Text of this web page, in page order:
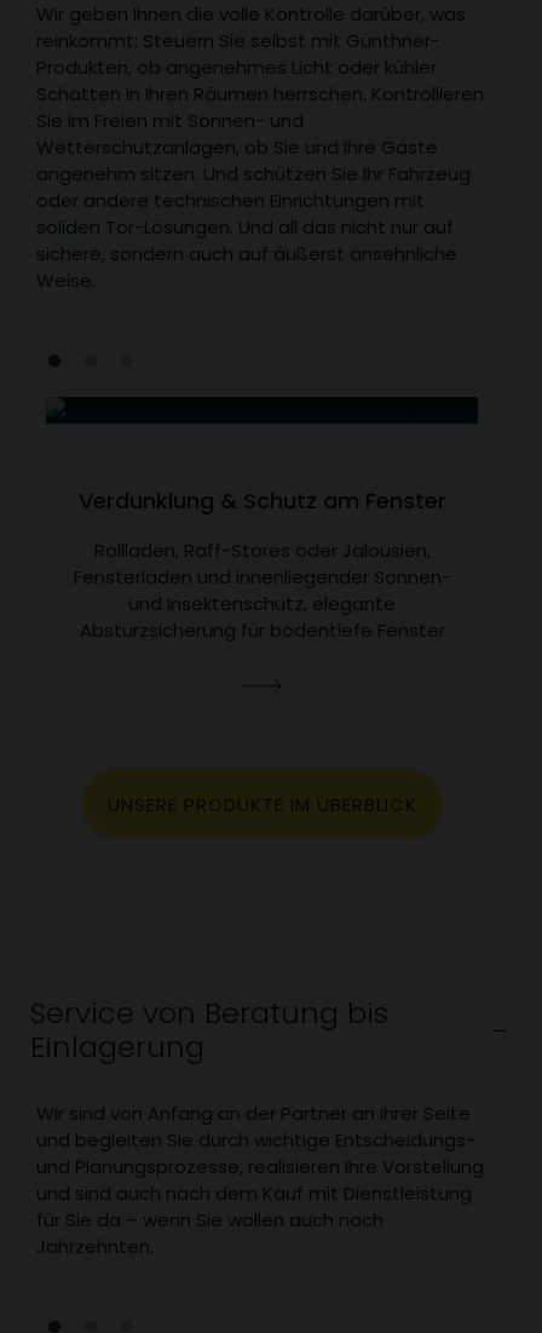
Wir geben Ihnen die volle Kontrolle darüber, was
reinkommt: Steuern Sie selbst mit Günthner-
Produkten, ob angenehmes Licht oder kühler
Schatten in Ihren Räumen herrschen. Kontrollieren
Sie im Freien mit Sonnen- und
Wetterschutzanlagen, ob Sie und Ihre Gäste
angenehm sitzen. Und schützen Sie Ihr Fahrzeug
oder andere technischen Einrichtungen mit
soliden Tor-Lösungen. Und all das nicht nur auf
sichere, sondern auch auf äußerst ansehnliche
Weise.
Verdunklung & Schutz am Fenster
Rollladen, Raff-Stores oder Jalousien,
Fensterläden und innenliegender Sonnen-
und Insektenschutz, elegante
Absturzsicherung für bodentiefe Fenster
UNSERE PRODUKTE IM ÜBERBLICK
Service von Beratung bis
Einlagerung
Wir sind von Anfang an der Partner an Ihrer Seite
und begleiten Sie durch wichtige Entscheidungs-
und Planungsprozesse, realisieren Ihre Vorstellung
und sind auch nach dem Kauf mit Dienstleistung
für Sie da – wenn Sie wollen auch nach
Jahrzehnten.